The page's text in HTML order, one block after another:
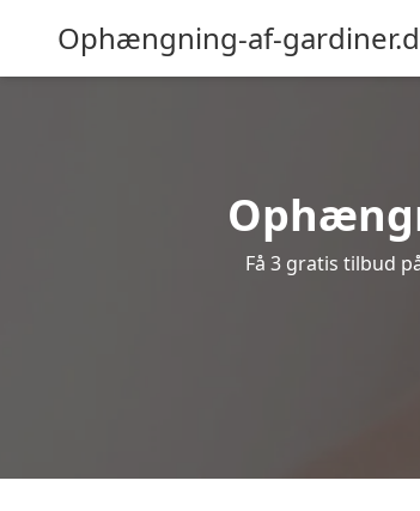
Ophængning-af-
Få 3 gratis tilbud